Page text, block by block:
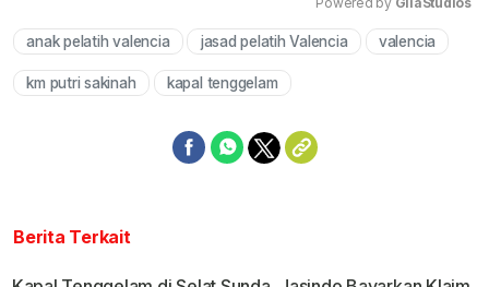
Mute
anak pelatih valencia jasad pelatih Valencia valencia
km putri sakinah kapal tenggelam
Berita Terkait